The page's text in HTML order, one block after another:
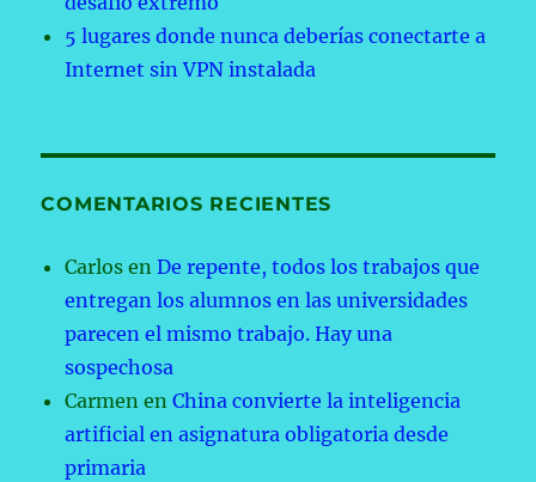
5 lugares donde nunca deberías conectarte a
Internet sin VPN instalada
COMENTARIOS RECIENTES
Carlos enDe repente, todos los trabajos que
entregan los alumnos en las universidades
parecen el mismo trabajo. Hay una
sospechosa
Carmen enChina convierte la inteligencia
artificial en asignatura obligatoria desde
primaria